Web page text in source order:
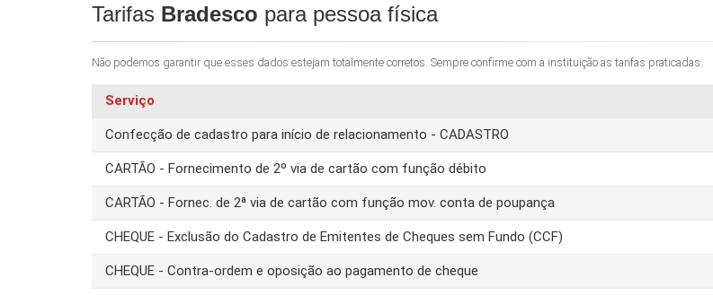
Tarifas Bradesco para pessoa física
Não podemos garantir que esses dados estejam totalmente corretos. Sempre confirme com a instituição as tarifas praticadas.
Serviço
Confecção de cadastro para início de relacionamento - CADASTRO
CARTÃO - Fornecimento de 2º via de cartão com função débito
CARTÃO - Fornec. de 2ª via de cartão com função mov. conta de poupança
CHEQUE - Exclusão do Cadastro de Emitentes de Cheques sem Fundo (CCF)
CHEQUE - Contra-ordem e oposição ao pagamento de cheque